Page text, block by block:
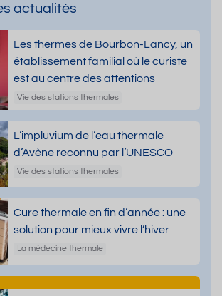
actualités
Les thermes de Bourbon-Lancy, un
établissement familial où le curiste
est au centre des attentions
Vie des stations thermales
L’impluvium de l’eau thermale
d’Avène reconnu par l’UNESCO
Vie des stations thermales
Cure thermale en fin d’année : une
solution pour mieux vivre l’hiver
La médecine thermale